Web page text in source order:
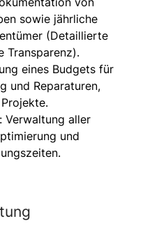
sowie jährliche
(Detaillierte
Transparenz).
eines Budgets für
und Reparaturen,
Verwaltung aller
und